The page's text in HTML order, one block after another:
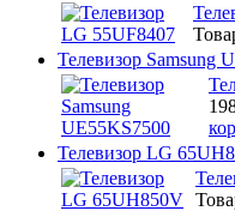
Телевизор Samsung
Телевизор LG